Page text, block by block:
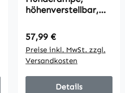
höhenverstellbar,
für Hunde bis 40kg,
Holzrahmen, 85 x 40
x 61 cm, Schwarz
Regulärer Preis:
57,99 €
Preise inkl. MwSt. zzgl.
Versandkosten
Details